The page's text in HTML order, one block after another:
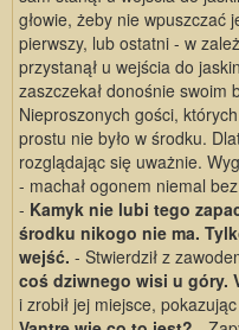
głowie, żeby nie wpuszczać
pierwszy, lub ostatni - w
przystanął u wejścia do
zaszczekał donośnie swoim
Nieproszonych gości,
prostu nie było w środku.
rozglądając się uważnie.
- machał ogonem niemal
- Kamyk nie lubi tego
środku nikogo nie ma.
wejść. - Stwierdził z
coś dziwnego wisi u góry.
i zrobił jej miejsce,